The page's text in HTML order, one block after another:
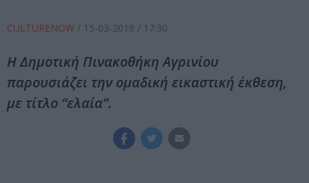
CULTURENOW / 15-03-2019 / 17:30
H Δημοτική Πινακοθήκη Αγρινίου
παρουσιάζει την ομαδική εικαστική έκθεση,
με τίτλο “ελαία”.